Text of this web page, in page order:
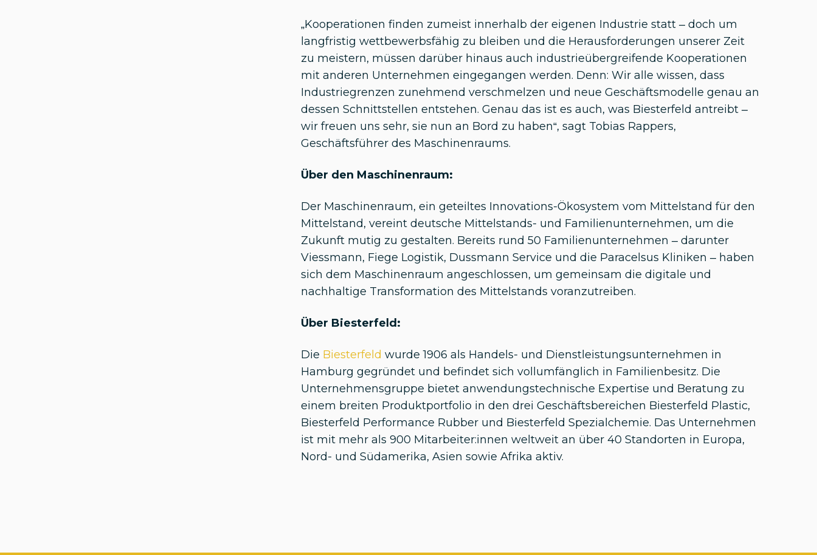
„Kooperationen finden zumeist innerhalb der eigenen Industrie statt – doch um
langfristig wettbewerbsfähig zu bleiben und die Herausforderungen unserer Zeit
zu meistern, müssen darüber hinaus auch industrieübergreifende Kooperationen
mit anderen Unternehmen eingegangen werden. Denn: Wir alle wissen, dass
Industriegrenzen zunehmend verschmelzen und neue Geschäftsmodelle genau an
dessen Schnittstellen entstehen. Genau das ist es auch, was Biesterfeld antreibt –
wir freuen uns sehr, sie nun an Bord zu haben“, sagt Tobias Rappers,
Geschäftsführer des Maschinenraums.
Über den Maschinenraum:
Der Maschinenraum, ein geteiltes Innovations-Ökosystem vom Mittelstand für den
Mittelstand, vereint deutsche Mittelstands- und Familienunternehmen, um die
Zukunft mutig zu gestalten. Bereits rund 50 Familienunternehmen – darunter
Viessmann, Fiege Logistik, Dussmann Service und die Paracelsus Kliniken – haben
sich dem Maschinenraum angeschlossen, um gemeinsam die digitale und
nachhaltige Transformation des Mittelstands voranzutreiben.
Über Biesterfeld:
Die Biesterfeld wurde 1906 als Handels- und Dienstleistungsunternehmen in
Hamburg gegründet und befindet sich vollumfänglich in Familienbesitz. Die
Unternehmensgruppe bietet anwendungstechnische Expertise und Beratung zu
einem breiten Produktportfolio in den drei Geschäftsbereichen Biesterfeld Plastic,
Biesterfeld Performance Rubber und Biesterfeld Spezialchemie. Das Unternehmen
ist mit mehr als 900 Mitarbeiter:innen weltweit an über 40 Standorten in Europa,
Nord- und Südamerika, Asien sowie Afrika aktiv.